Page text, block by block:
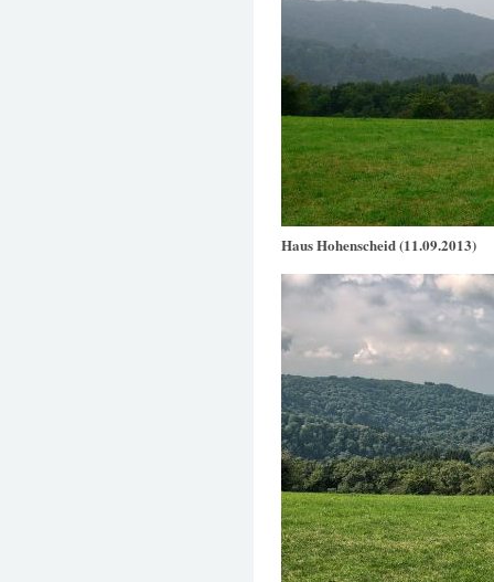
Haus Hohenscheid (11.09.2013)